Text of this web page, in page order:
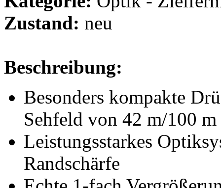
Zustand: neu
Beschreibung:
Besonders kompakte
Sehfeld von 42 m/100 m
Leistungsstarkes
Randschärfe